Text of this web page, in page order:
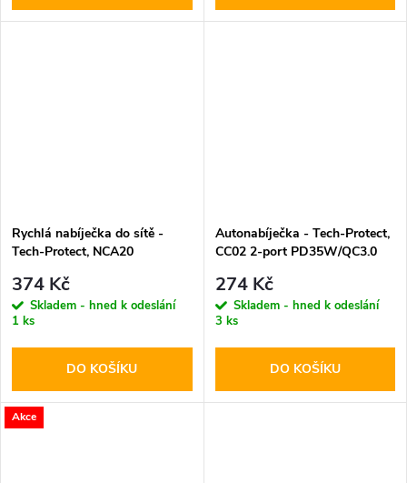
Rychlá nabíječka do sítě -
Tech-Protect, NCA20
kabel
374 Kč
Skladem - hned k odeslání
1 ks
DO KOŠÍKU
Autonabíječka - Tech-Protect,
CC02 2-port PD35W/QC3.0
274 Kč
Skladem - hned k odeslání
3 ks
DO KOŠÍKU
Akce